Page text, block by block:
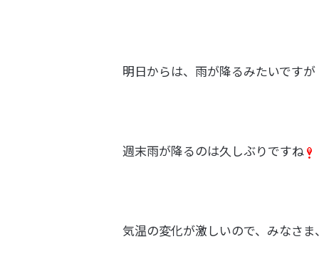
明日からは、雨が降るみたいですが
週末雨が降るのは久しぶりですね
気温の変化が激しいので、みなさ